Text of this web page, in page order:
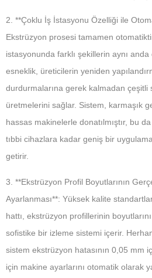
2. **Çoklu İş İstasyonu Özelliği ile
Ekstrüzyon prosesi tamamen
istasyonunda farklı şekillerin aynı
esneklik, üreticilerin yeniden
durdurmalarına gerek kalmadan çeşitli
üretmelerini sağlar. Sistem, karmaşık
hassas makinelerle donatılmıştır, bu
tıbbi cihazlara kadar geniş bir
getirir.
3. **Ekstrüzyon Profil Boyutlarının
Ayarlanması**: Yüksek kalite
hattı, ekstrüzyon profillerinin
sofistike bir izleme sistemi içerir.
sistem ekstrüzyon hatasının 0,05 mm
için makine ayarlarını otomatik olarak